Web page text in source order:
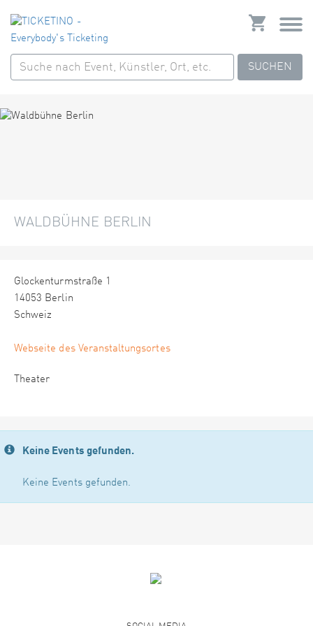
SUCHEN
WALDBÜHNE BERLIN
Glockenturmstraße 1
14053 Berlin
Schweiz
Webseite des Veranstaltungsortes
Theater
Keine Events gefunden.
Keine Events gefunden.